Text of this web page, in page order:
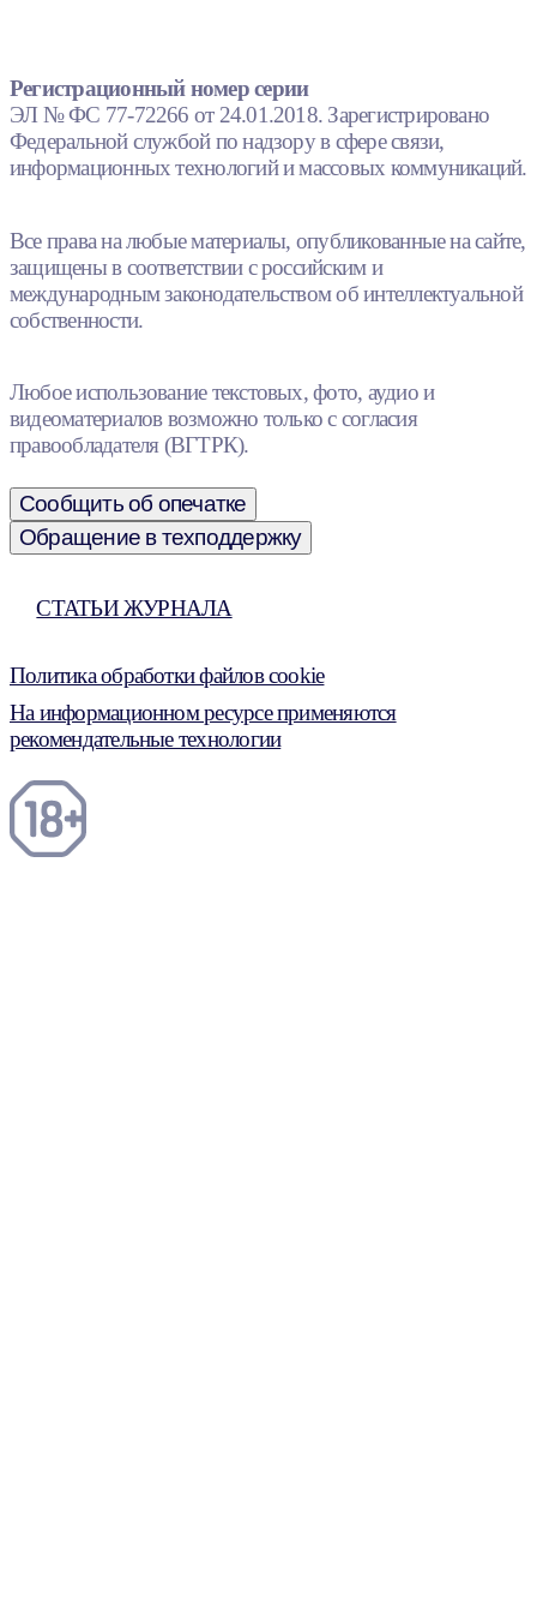
Регистрационный номер серии
ЭЛ № ФС 77-72266 от 24.01.2018. Зарегистрировано
Федеральной службой по надзору в сфере связи,
информационных технологий и массовых коммуникаций.
Все права на любые материалы, опубликованные на сайте,
защищены в соответствии с российским и
международным законодательством об интеллектуальной
собственности.
Любое использование текстовых, фото, аудио и
видеоматериалов возможно только с согласия
правообладателя (ВГТРК).
Сообщить об опечатке
Обращение в техподдержку
СТАТЬИ ЖУРНАЛА
Политика обработки файлов cookie
На информационном ресурсе применяются
рекомендательные технологии